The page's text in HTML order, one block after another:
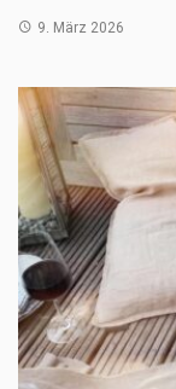
9. März 2026